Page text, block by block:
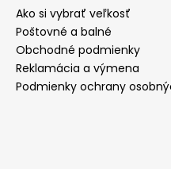
Ako si vybrať veľkosť
Poštovné a balné
Obchodné podmienky
Reklamácia a výmena
Podmienky ochrany